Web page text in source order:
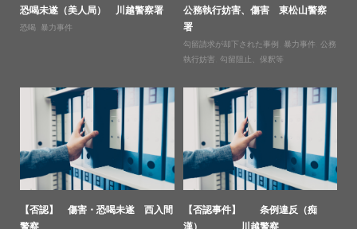
恐喝未遂（美人局） 川越警察署
恐喝 暴力事件
公務執行妨害、傷害 東松山警察
署
勾留請求が却下された事例 暴力事件
公務
執行妨害
勾留阻止、保釈等
【否認】 傷害・恐喝未遂 西入間
【否認事件】 条例違反（痴